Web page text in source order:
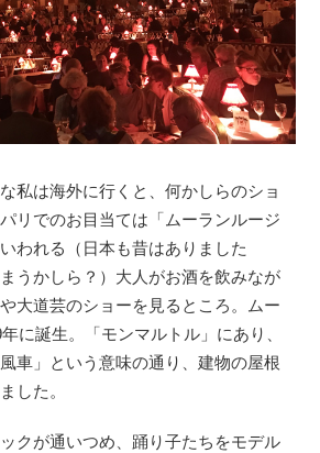
私は海外に行くと、何かしらのショ
リでのお目当ては「ムーランルージ
われる（日本も昔はありました
うかしら？）大人がお酒を飲みなが
大道芸のショーを見るところ。ムー
に誕生。「モンマルトル」にあり、
車」という意味の通り、建物の屋根
した。
クが通いつめ、踊り子たちをモデル